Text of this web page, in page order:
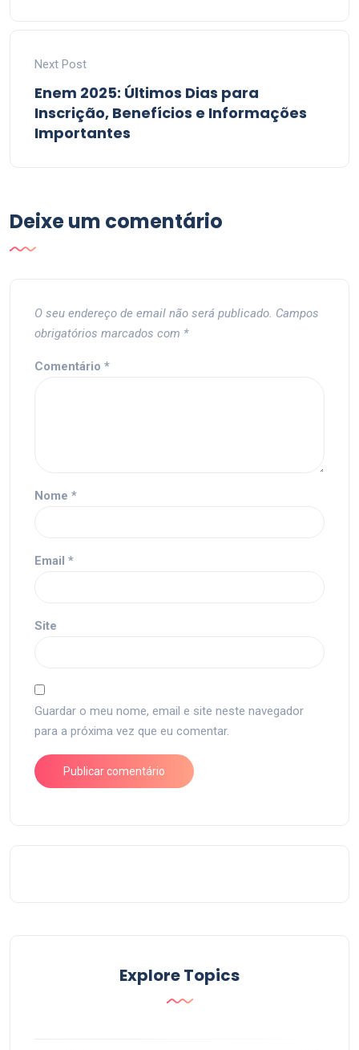
Next Post
Enem 2025: Últimos Dias para
Inscrição, Benefícios e Informações
Importantes
Deixe um comentário
O seu endereço de email não será publicado. Campos
obrigatórios marcados com *
Comentário *
Nome *
Email *
Site
Guardar o meu nome, email e site neste navegador
para a próxima vez que eu comentar.
Explore Topics